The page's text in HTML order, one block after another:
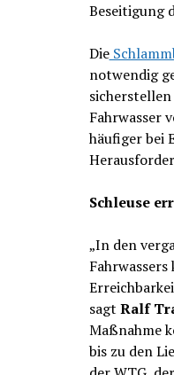
Beseitigung
Die
notwendig
sicherstellen
Fahrwasser
häufiger bei
Schleuse
„In den
sagt Ralf
Maßnahme
bis zu den